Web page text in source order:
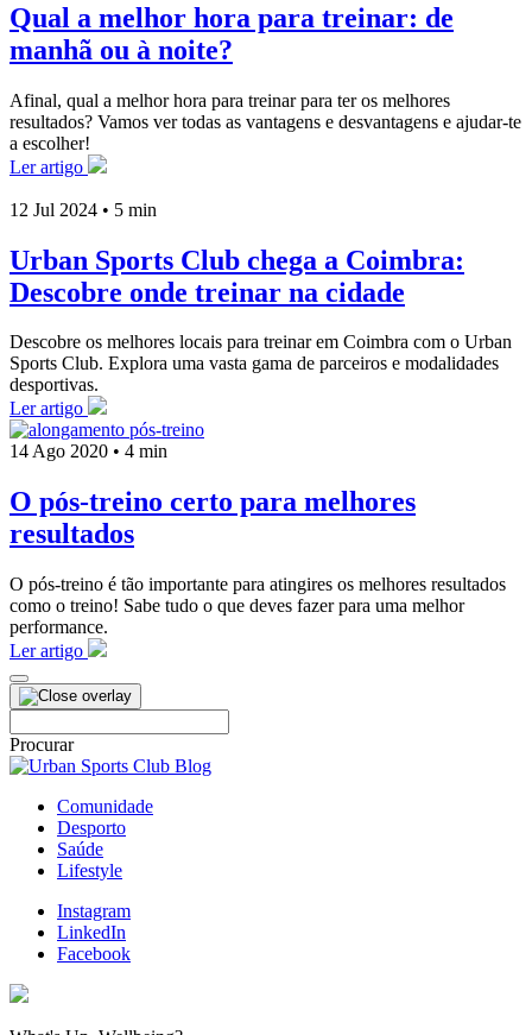
Qual a melhor hora para treinar: de
manhã ou à noite?
Afinal, qual a melhor hora para treinar para ter os melhores
resultados? Vamos ver todas as vantagens e desvantagens e ajudar-te
a escolher!
Ler artigo
12 Jul 2024 • 5 min
Urban Sports Club chega a Coimbra:
Descobre onde treinar na cidade
Descobre os melhores locais para treinar em Coimbra com o Urban
Sports Club. Explora uma vasta gama de parceiros e modalidades
desportivas.
Ler artigo
14 Ago 2020 • 4 min
O pós-treino certo para melhores
resultados
O pós-treino é tão importante para atingires os melhores resultados
como o treino! Sabe tudo o que deves fazer para uma melhor
performance.
Ler artigo
por:
Procurar
Comunidade
Desporto
Saúde
Lifestyle
Instagram
LinkedIn
Facebook